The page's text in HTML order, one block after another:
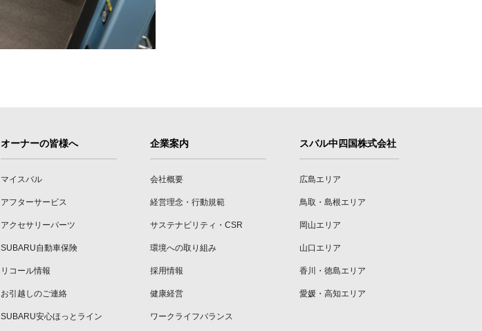
オーナーの皆様へ
マイスバル
アフターサービス
アクセサリーパーツ
SUBARU自動車保険
リコール情報
お引越しのご連絡
SUBARU安心ほっとライン
企業案内
会社概要
経営理念・行動規範
サステナビリティ・CSR
環境への取り組み
採用情報
健康経営
ワークライフバランス
スバル中四国株式会社
広島エリア
鳥取・島根エリア
岡山エリア
山口エリア
香川・徳島エリア
愛媛・高知エリア